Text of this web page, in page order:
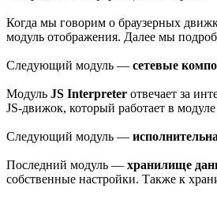
Когда мы говорим о браузерных
модуль отображения. Далее мы
Следующий модуль — сетевые
Модуль JS Interpreter отвечает за
JS-движок, который работает в модуле
Следующий модуль —
Последний модуль — хранилище
собственные настройки. Также к